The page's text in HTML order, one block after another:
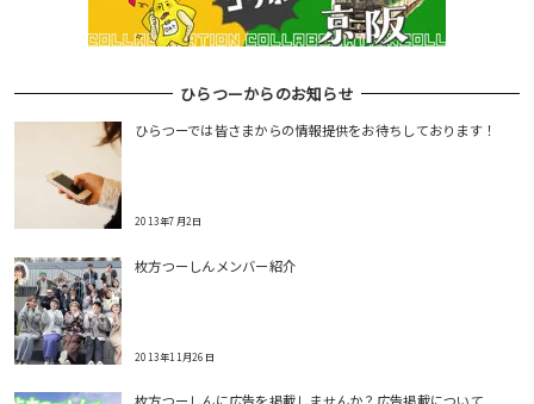
ひらつーからのお知らせ
ひらつーでは皆さまからの情報提供をお待ちしております！
2013年7月2日
枚方つーしんメンバー紹介
2013年11月26日